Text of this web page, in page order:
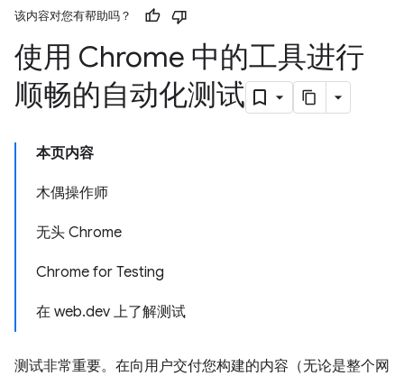
该内容对您有帮助吗？
使用 Chrome 中的工具进行
顺畅的自动化测试
本页内容
木偶操作师
无头 Chrome
Chrome for Testing
在 web.dev 上了解测试
测试非常重要。在向用户交付您构建的内容（无论是整个网